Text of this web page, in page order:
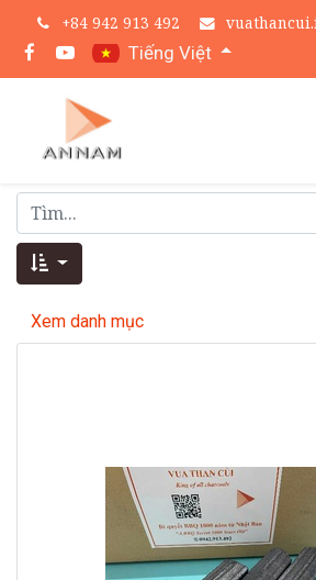
+84 942 913 492
Tiếng Việt
Xem danh mục